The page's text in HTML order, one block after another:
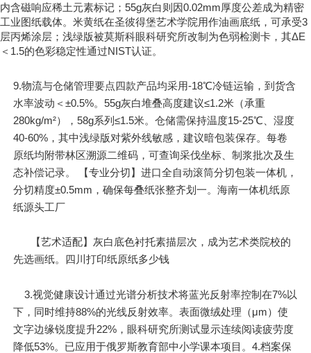
内含磁响应稀土元素标记；55g灰白则因0.02mm厚度公差成为精密
工业图纸载体。米黄纸在圣彼得堡艺术学院用作油画底纸，可承受3
层丙烯涂层；浅绿版被莫斯科眼科研究所改制为色弱检测卡，其ΔE
＜1.5的色彩稳定性通过NIST认证。
9.物流与仓储管理要点四款产品均采用-18℃冷链运输，到货含
水率波动＜±0.5%。55g灰白堆叠高度建议≤1.2米（承重
280kg/m²），58g系列≤1.5米。仓储需保持温度15-25℃、湿度
40-60%，其中浅绿版对紫外线敏感，建议暗包装保存。每卷
原纸均附带林区溯源二维码，可查询采伐坐标、制浆批次及生
态补偿记录。 【专业分切】进口全自动滚筒分切包装一体机，
分切精度±0.5mm，确保每叠纸张整齐划一。海南一体机纸原
纸源头工厂
【艺术适配】灰白底色衬托素描层次，成为艺术类院校的
先选画纸。四川打印纸原纸多少钱
3.视觉健康设计通过光谱分析技术将蓝光反射率控制在7%以
下，同时维持88%的光线反射效率。表面微绒处理（μm）使
文字边缘锐度提升22%，眼科研究所测试显示连续阅读疲劳度
降低53%。已应用于俄罗斯教育部中小学课本项目。4.档案保